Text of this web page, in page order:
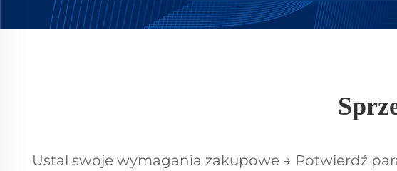
Ustal swoje wymagania zakupowe → Potwierdź